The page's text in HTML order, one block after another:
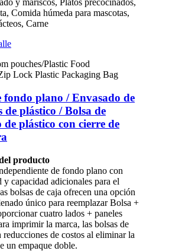
y mariscos, Platos precocinados,
Comida húmeda para mascotas,
Carne
fondo plano / Envasado de
de plástico / Bolsa de
de plástico con cierre de
producto
de fondo plano con
capacidad adicionales para el
bolsas de caja ofrecen una opción
único para reemplazar Bolsa +
cuatro lados + paneles
imprimir la marca, las bolsas de
reducciones de costos al eliminar la
un empaque doble.